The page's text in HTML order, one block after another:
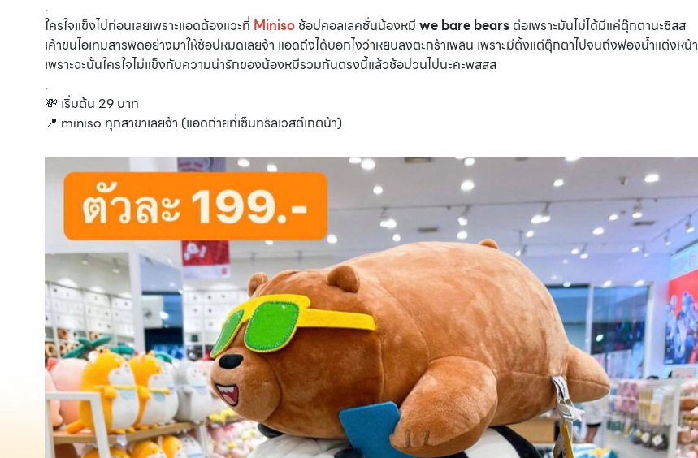
.
ใครใจแข็งไปก่อนเลยเพราะแอดต้องแวะที่ Miniso ช้อปคอลเลคชั่นน้องหมี we bare bears ต่อเพราะมันไม่ได้มีแค่ตุ๊กตานะซิสส
เค้าขนไอเทมสารพัดอย่างมาให้ช้อปหมดเลยจ้า แอดถึงได้บอกไงว่าหยิบลงตะกร้าเพลิน เพราะมีตั้งแต่ตุ๊กตาไปจนถึงฟองน้ำแต่งหน้า
เพราะฉะนั้นใครใจไม่แข็งกับความน่ารักของน้องหมีรวมกันตรงนี้แล้วช้อปวนไปนะคะพสสส
.
💸 เริ่มต้น 29 บาท
📍 miniso ทุกสาขาเลยจ้า (แอดถ่ายที่เซ็นทรัลเวสต์เกตน้า)